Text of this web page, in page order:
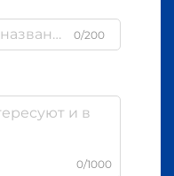
0/200
0/1000